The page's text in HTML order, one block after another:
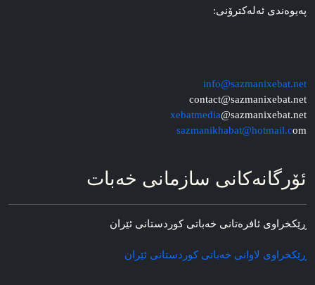
په‌یوه‌ندی ئه‌له‌کترۆنی:
info@sazmanixebat.net
contact@sazmanixebat.net
xebatmedia@sazmanixebat.net
sazmanikhabat@hotmail.com
ئۆرگانه‌کانی سازمانی خه‌بات
ڕێکخراوی ئافره‌تانی خه‌باتی کوردستانی ئێران
ڕێکخراوی لاوانی خه‌باتی کوردستانی ئێران